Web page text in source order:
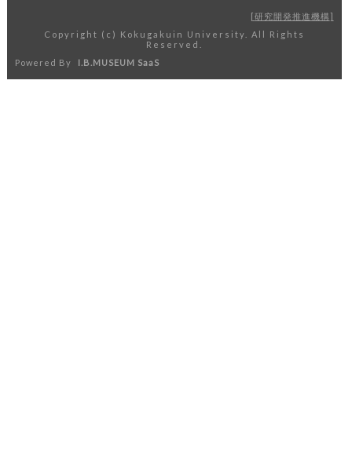
研究開発推進機構
Copyright (c) Kokugakuin University. All Rights
Reserved.
Powered By
I.B.MUSEUM SaaS